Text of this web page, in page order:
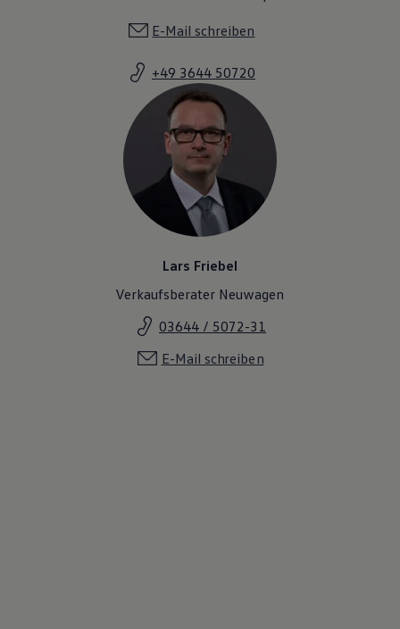
E-Mail schreiben
+49 3644 50720
Lars Friebel
Verkaufsberater Neuwagen
03644 / 5072-31
E-Mail schreiben